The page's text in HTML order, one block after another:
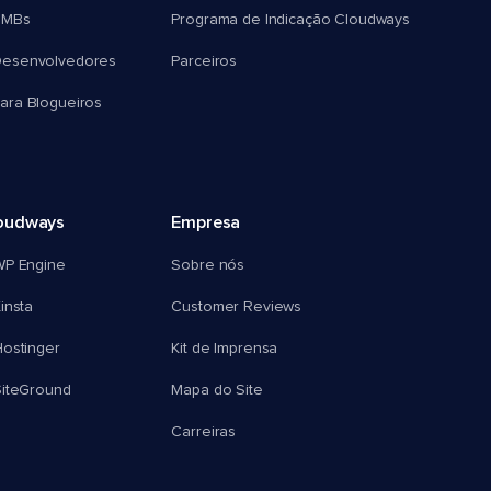
Blogueiros
Programa de Indicação Cloudways
Parceiros
Engine
Empresa
Sobre nós
Customer Reviews
Kit de Imprensa
Mapa do Site
Carreiras